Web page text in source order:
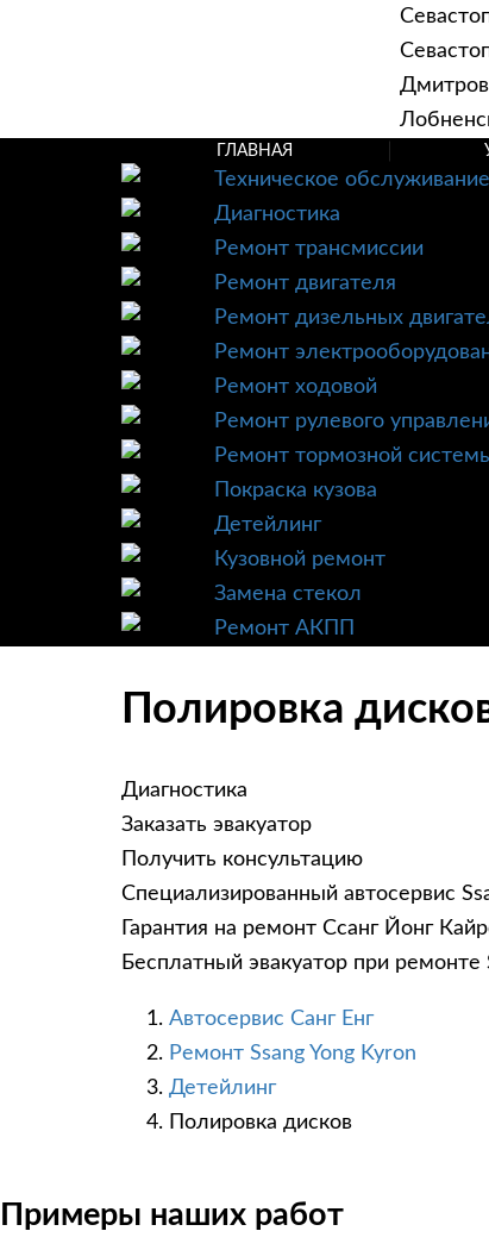
ГЛАВНАЯ
Техническое обслуживание
Диагностика
Ремонт трансмиссии
Ремонт двигателя
Ремонт дизельных
Ремонт
Ремонт ходовой
Ремонт рулевого
Ремонт тормозной
Покраска кузова
Детейлинг
Кузовной ремонт
Замена стекол
Ремонт АКПП
Полировка
Диагностика
Заказать эвакуатор
Получить консультацию
Специализированный автосервис
Гарантия на ремонт Ссанг Йонг
Бесплатный эвакуатор при ремонте
Автосервис Санг Енг
Ремонт Ssang Yong Kyron
Детейлинг
Полировка дисков
Примеры наших работ